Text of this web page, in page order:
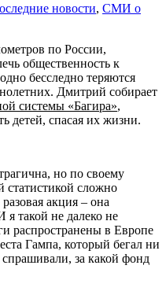
новости, СМИ о
по России,
общественность к
бесследно теряются
Дмитрий собирает
системы «Багира»,
детей, спасая их жизни.
но по своему
статистикой сложно
акция – она
я такой не далеко не
распространены в Европе
Гампа, который бегал ни
за какой фонд